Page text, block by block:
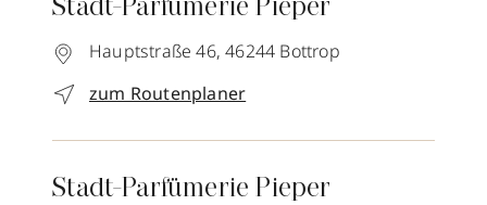
Stadt-Parfümerie Pieper
Hauptstraße 46, 46244 Bottrop
zum Routenplaner
Stadt-Parfümerie Pieper